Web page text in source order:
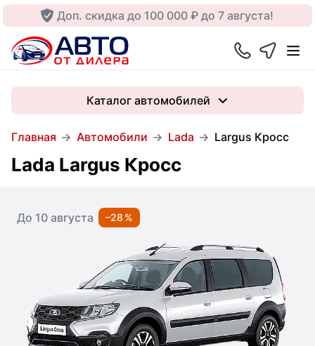
Доп. скидка до 100 000 ₽ до 7 августа!
Главная Автомобили Lada Largus Кросс
Каталог автомобилей
Lada Largus Кросс
До 10 августа –28 %